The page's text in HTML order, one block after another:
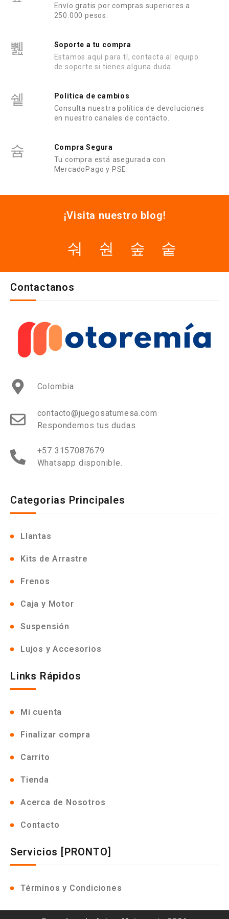
Envío gratis por compras superiores a
250.000 pesos.
Soporte a tu compra
Estamos aquí para tí, contacta al equipo
de soporte si tienes alguna duda.
Politica de cambios
Consulta nuestra política de devoluciones
en nuestro canales de contacto.
Compra Segura
Tu compra está asegurada con
MercadoPago y PSE.
¡Visita nuestro blog!
Contactanos
Colombia
contacto@juegosatumesa.com
Respondemos tus dudas
+57 3157087679
Whatsapp disponible.
Categorias Principales
Llantas
Kits de Arrastre
Frenos
Caja y Motor
Suspensión
Lujos y Accesorios
Links Rápidos
Mi cuenta
Finalizar compra
Carrito
Tienda
Acerca de Nosotros
Contacto
Servicios [PRONTO]
Términos y Condiciones